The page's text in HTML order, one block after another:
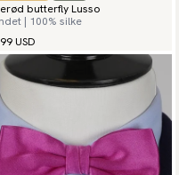
butterfly Lusso
| 100% silke
USD